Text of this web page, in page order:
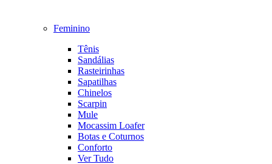
Feminino
Tênis
Sandálias
Rasteirinhas
Sapatilhas
Chinelos
Scarpin
Mule
Mocassim Loafer
Botas e Coturnos
Conforto
Ver Tudo